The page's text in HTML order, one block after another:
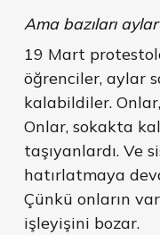
Ama bazıları
19 Mart
öğrenciler, aylar
kalabildiler.
Onlar, sokakta
taşıyanlardı. Ve
hatırlatmaya
Çünkü onların
işleyişini bozar.